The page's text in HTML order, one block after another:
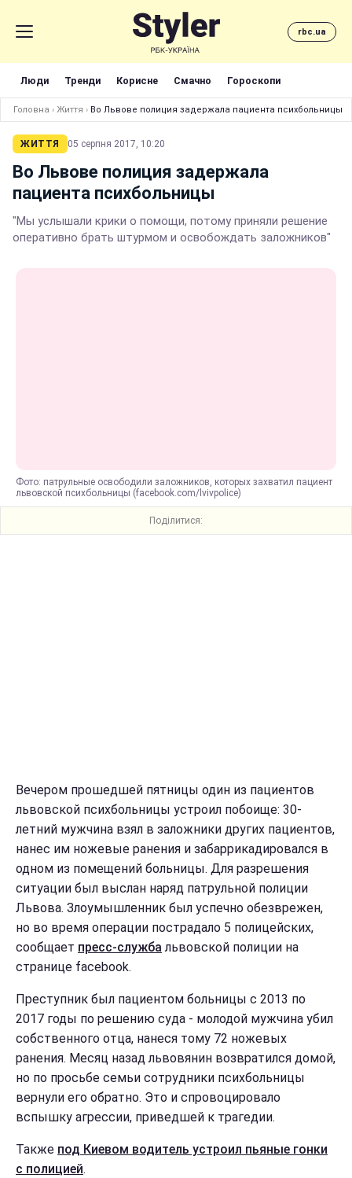
rbc.ua
Люди Тренди Корисне Смачно Гороскопи
Головна › Життя › Во Львове полиция задержала пациента психбольницы
ЖИТТЯ 05 серпня 2017, 10:20
Во Львове полиция задержала
пациента психбольницы
"Мы услышали крики о помощи, потому приняли решение
оперативно брать штурмом и освобождать заложников"
Фото: патрульные освободили заложников, которых захватил пациент
львовской психбольницы (facebook.com/lvivpolice)
Поділитися:
Вечером прошедшей пятницы один из пациентов
львовской психбольницы устроил побоище: 30-
летний мужчина взял в заложники других пациентов,
нанес им ножевые ранения и забаррикадировался в
одном из помещений больницы. Для разрешения
ситуации был выслан наряд патрульной полиции
Львова. Злоумышленник был успечно обезврежен,
но во время операции пострадало 5 полицейских,
сообщает пресс-служба львовской полиции на
странице facebook.
Преступник был пациентом больницы с 2013 по
2017 годы по решению суда - молодой мужчина убил
собственного отца, нанеся тому 72 ножевых
ранения. Месяц назад львовянин возвратился домой,
но по просьбе семьи сотрудники психбольницы
вернули его обратно. Это и спровоцировало
вспышку агрессии, приведшей к трагедии.
Также под Киевом водитель устроил пьяные гонки
с полицией.